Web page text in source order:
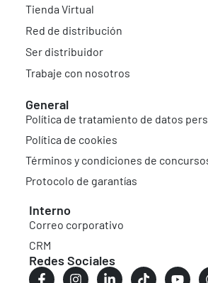
Tienda Virtual
Red de distribución
Ser distribuidor
Trabaje con nosotros
General
Política de tratamiento de datos
Política de cookies
Términos y condiciones de
Protocolo de garantías
Interno
Correo corporativo
CRM
Redes Sociales